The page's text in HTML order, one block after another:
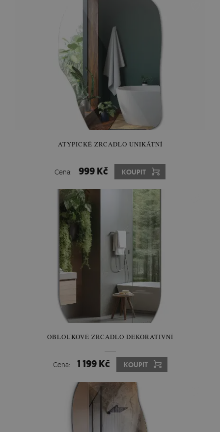
ATYPICKÉ ZRCADLO UNIKÁTNÍ
Cena: 999 Kč KOUPIT
OBLOUKOVÉ ZRCADLO DEKORATIVNÍ
Cena: 1 199 Kč KOUPIT